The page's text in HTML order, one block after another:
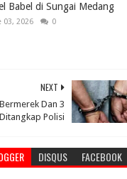
Babel di Sungai Medang
03, 2026 0
NEXT
Dan 3
Polisi
DISQUS FACEBOOK